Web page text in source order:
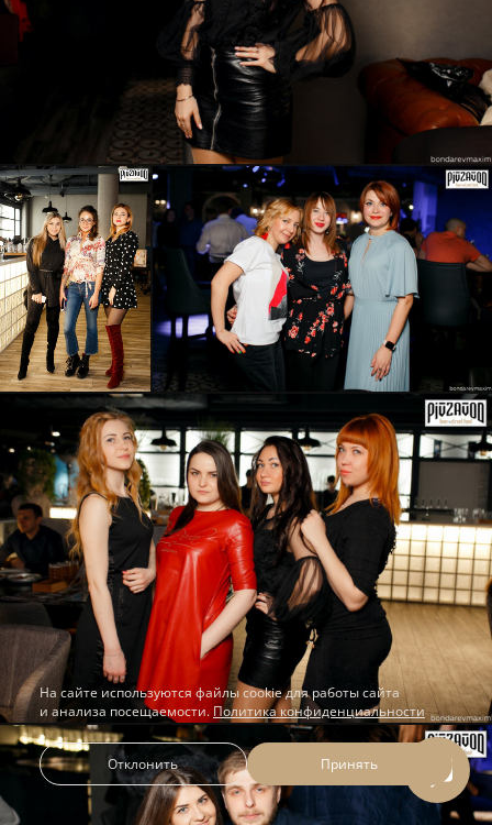
На сайте используются файлы cookie для работы сайта
и анализа посещаемости. Политика конфиденциальности
Отклонить Принять